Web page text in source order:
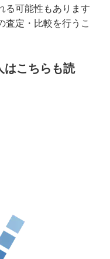
る可能性もあります
査定・比較を行うこ
はこちらも読